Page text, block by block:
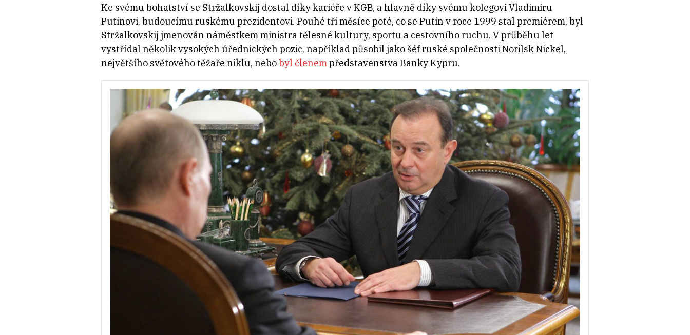
Ke svému bohatství se Stržalkovskij dostal díky kariéře v KGB, a hlavně díky svému kolegovi Vladimiru
Putinovi, budoucímu ruskému prezidentovi. Pouhé tři měsíce poté, co se Putin v roce 1999 stal premiérem, byl
Stržalkovskij jmenován náměstkem ministra tělesné kultury, sportu a cestovního ruchu. V průběhu let
vystřídal několik vysokých úřednických pozic, například působil jako šéf ruské společnosti Norilsk Nickel,
největšího světového těžaře niklu, nebobyl členempředstavenstva Banky Kypru.